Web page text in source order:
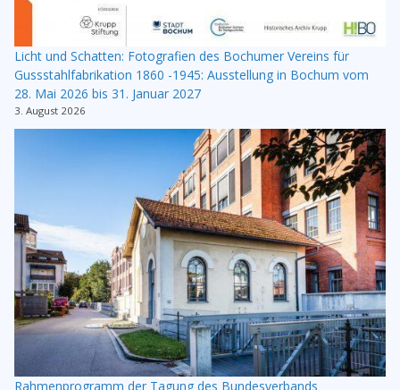
Licht und Schatten: Fotografien des Bochumer Vereins für
Gussstahlfabrikation 1860 -1945: Ausstellung in Bochum vom
28. Mai 2026 bis 31. Januar 2027
3. August 2026
Rahmenprogramm der Tagung des Bundesverbands